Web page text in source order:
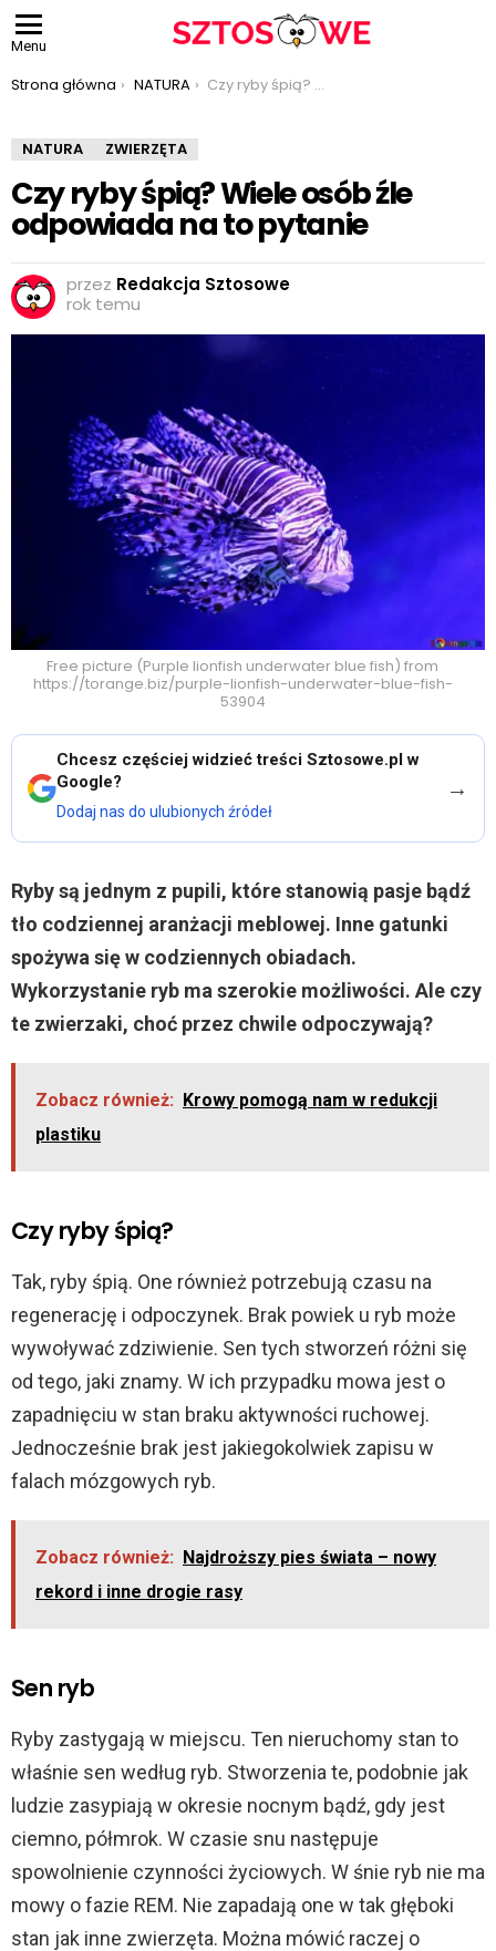
Menu
Jesteś tutaj:
Strona główna NATURA Czy ryby śpią? Wiele osób źle odpowiada na to pytanie
NATURA ZWIERZĘTA
Czy ryby śpią? Wiele osób źle
odpowiada na to pytanie
przez Redakcja Sztosowe
rok temu
Free picture (Purple lionfish underwater blue fish) from
https://torange.biz/purple-lionfish-underwater-blue-fish-
53904
Chcesz częściej widzieć treści Sztosowe.pl w
Google?
Dodaj nas do ulubionych źródeł
→
Ryby są jednym z pupili, które stanowią pasje bądź
tło codziennej aranżacji meblowej. Inne gatunki
spożywa się w codziennych obiadach.
Wykorzystanie ryb ma szerokie możliwości. Ale czy
te zwierzaki, choć przez chwile odpoczywają?
Zobacz również: Krowy pomogą nam w redukcji
plastiku
Czy ryby śpią?
Tak, ryby śpią. One również potrzebują czasu na
regenerację i odpoczynek. Brak powiek u ryb może
wywoływać zdziwienie. Sen tych stworzeń różni się
od tego, jaki znamy. W ich przypadku mowa jest o
zapadnięciu w stan braku aktywności ruchowej.
Jednocześnie brak jest jakiegokolwiek zapisu w
falach mózgowych ryb.
Zobacz również: Najdroższy pies świata – nowy
rekord i inne drogie rasy
Sen ryb
Ryby zastygają w miejscu. Ten nieruchomy stan to
właśnie sen według ryb. Stworzenia te, podobnie jak
ludzie zasypiają w okresie nocnym bądź, gdy jest
ciemno, półmrok. W czasie snu następuje
spowolnienie czynności życiowych. W śnie ryb nie ma
mowy o fazie REM. Nie zapadają one w tak głęboki
stan jak inne zwierzęta. Można mówić raczej o